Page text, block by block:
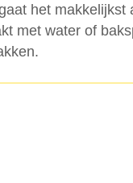
het makkelijkst
met water of